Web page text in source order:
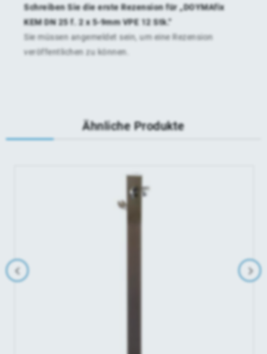
Schreiben Sie die erste Rezension für „DOYMAfix
KEM DN 25 f. 2 x 5-9mm VPE 12 Stk.“
Sie müssen angemeldet sein, um eine Rezension
veröffentlichen zu können.
Ähnliche Produkte